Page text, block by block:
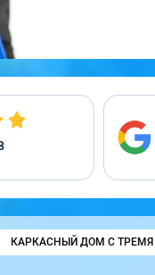
CURRENT:
КАРКАСНЫЙ ДОМ С